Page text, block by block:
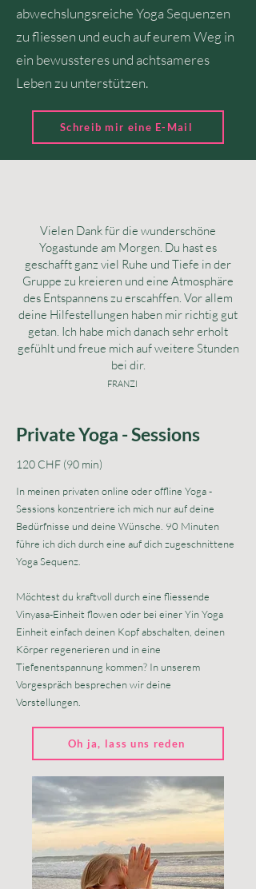
abwechslungsreiche Yoga Sequenzen
zu fliessen und euch auf eurem Weg in
ein bewussteres und achtsameres
Leben zu unterstützen.
Schreib mir eine E-Mail
Vielen Dank für die wunderschöne
Yogastunde am Morgen. Du hast es
geschafft ganz viel Ruhe und Tiefe in der
Gruppe zu kreieren und eine Atmosphäre
des Entspannens zu erscahffen. Vor allem
deine Hilfestellungen haben mir richtig gut
getan. Ich habe mich danach sehr erholt
gefühlt und freue mich auf weitere Stunden
bei dir.
FRANZI
Private Yoga - Sessions
120 CHF (90 min)
In meinen privaten online oder offline Yoga -
Sessions konzentriere ich mich nur auf deine
Bedürfnisse und deine Wünsche. 90 Minuten
führe ich dich durch eine auf dich zugeschnittene
Yoga Sequenz.
Möchtest du kraftvoll durch eine fliessende
Vinyasa-Einheit flowen oder bei einer Yin Yoga
Einheit einfach deinen Kopf abschalten, deinen
Körper regenerieren und in eine
Tiefenentspannung kommen? In unserem
Vorgespräch besprechen wir deine
Vorstellungen.
Oh ja, lass uns reden